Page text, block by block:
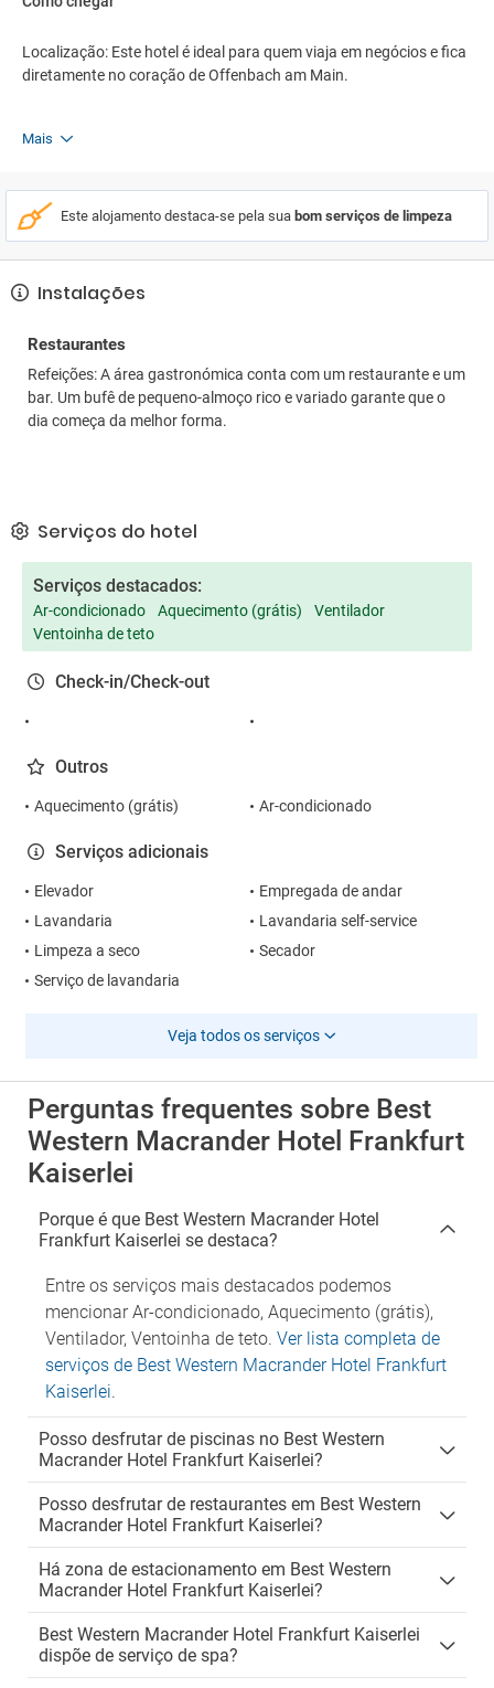
Localização: Este hotel é ideal para quem viaja em negócios e fica
diretamente no coração de Offenbach am Main.
Mais
Este alojamento destaca-se pela sua bom serviços de limpeza
Instalações
Restaurantes
Refeições: A área gastronómica conta com um restaurante e um
bar. Um bufê de pequeno-almoço rico e variado garante que o
dia começa da melhor forma.
Serviços do hotel
Serviços destacados:
Ar-condicionado Aquecimento (grátis)
Ventilador
Ventoinha de teto
Check-in/Check-out
Outros
Aquecimento (grátis) Ar-condicionado
Serviços adicionais
Elevador
Empregada de andar
Lavandaria
Lavandaria self-service
Limpeza a seco
Secador
Serviço de lavandaria
Veja todos os serviços
Perguntas frequentes sobre Best
Western Macrander Hotel Frankfurt
Kaiserlei
Porque é que Best Western Macrander Hotel
Frankfurt Kaiserlei se destaca?
Entre os serviços mais destacados podemos
mencionar Ar-condicionado, Aquecimento (grátis),
Ventilador, Ventoinha de teto. Ver lista completa de
serviços de Best Western Macrander Hotel Frankfurt
Kaiserlei.
Posso desfrutar de piscinas no Best Western
Macrander Hotel Frankfurt Kaiserlei?
Posso desfrutar de restaurantes em Best Western
Macrander Hotel Frankfurt Kaiserlei?
Há zona de estacionamento em Best Western
Macrander Hotel Frankfurt Kaiserlei?
Best Western Macrander Hotel Frankfurt Kaiserlei
dispõe de serviço de spa?